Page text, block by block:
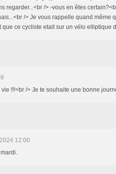
regarder...<br /> -vous en êtes
/> Je vous rappelle quand même
ce cycliste etait sur un vélo elliptique
!!!<br /> Je te souhaite une bonne
12:00